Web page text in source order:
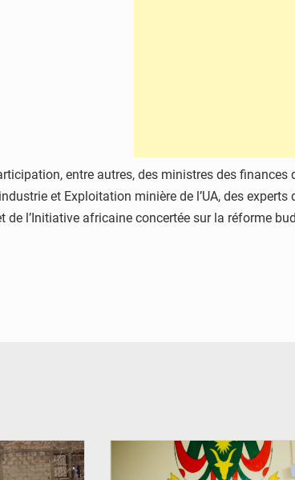
entre autres, des ministres des
et Exploitation minière de l’UA, des
de l’Initiative africaine concertée sur la réforme